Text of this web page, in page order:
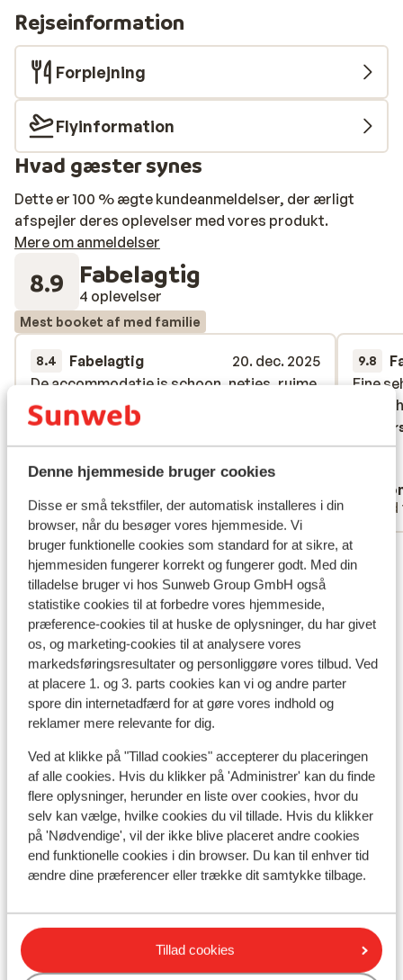
Denne hjemmeside bruger cookies
Disse er små tekstfiler, der automatisk installeres i din
browser, når du besøger vores hjemmeside. Vi
bruger funktionelle cookies som standard for at sikre, at
hjemmesiden fungerer korrekt og fungerer godt. Med din
tilladelse bruger vi hos Sunweb Group GmbH også
statistike cookies til at forbedre vores hjemmeside,
præference-cookies til at huske de oplysninger, du har givet
os, og marketing-cookies til at analysere vores
markedsføringsresultater og personliggøre vores tilbud. Ved
at placere 1. og 3. parts cookies kan vi og andre parter
spore din internetadfærd for at gøre vores indhold og
reklamer mere relevante for dig.
Ved at klikke på "Tillad cookies" accepterer du placeringen
af alle cookies. Hvis du klikker på 'Administrer' kan du finde
flere oplysninger, herunder en liste over cookies, hvor du
selv kan vælge, hvilke cookies du vil tillade. Hvis du klikker
på 'Nødvendige', vil der ikke blive placeret andre cookies
end funktionelle cookies i din browser. Du kan til enhver tid
ændre dine præferencer eller trække dit samtykke tilbage.
Tillad cookies
Alle studios og lejligheder er rummelige og
velindrettede. Desuden har alle lejlighederne et dejligt
tekøkken og en balkon eller terrasse med udsigt over
de smukke omgivelser. AlpenParks Hotel & Lejligheder
Montana ligger i Matrei i Østtyrol, blot 5 minutters
gang fra landsbyens centrum og 400 meter fra
skiliften.
Rejseinformation
Forplejning
Flyinformation
Hvad gæster synes
Dette er 100 % ægte kundeanmeldelser, der ærligt
afspejler deres oplevelser med vores produkt.
Mere om anmeldelser
8.9 Fabelagtig
4 oplevelser
Mest booket af med familie
8.4 Fabelagtig
20. dec. 2025
De accommodatie is schoon, netjes, ruime
kamers en prima Oostenrijks ontbijt. Maar
wel 2 klein minpuntje, de bedden waren
echt te hard.
De accommodatie is schoon, netjes, ruime
kamers en prima Oostenrijks ontbijt. Maar
wel 2 klein minpuntje, de bedden waren
echt te hard.
Oversæt til dansk (DA)
Med familie
9.8
Eine
uns
Eine
uns
Se alle 4 anmeldelser
Liftkort/skileje/undervisning
Liftkort
Undervisning
Andre overnatningssteder i
Grossglockner Resort Kals-Matrei
SCOL Sporthotel Großglockner
SUN Matrei
Hotel Goldried